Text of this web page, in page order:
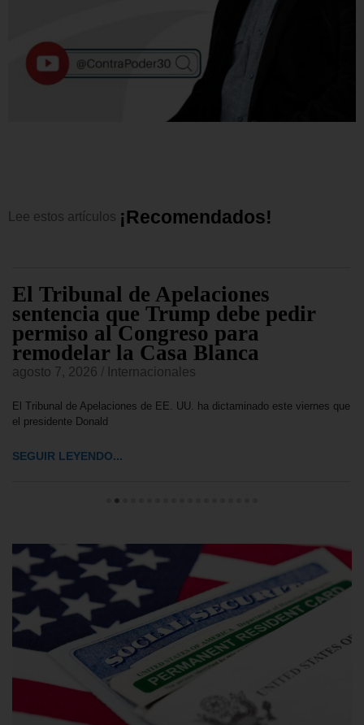
Lee estos artículos ¡Recomendados!
El Tribunal de Apelaciones
sentencia que Trump debe pedir
permiso al Congreso para
remodelar la Casa Blanca
agosto 7, 2026 Internacionales
El Tribunal de Apelaciones de EE. UU. ha dictaminado este viernes que
el presidente Donald
SEGUIR LEYENDO...